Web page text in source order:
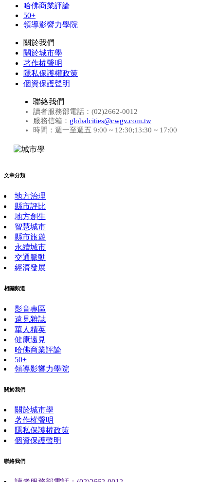
哈佛商業評論
50+
領導影響力學院
關於我們
關於城市學
著作權聲明
隱私保護權政策
個資保護聲明
聯絡我們
讀者服務部電話：(02)2662-0012
服務信箱： globalcities@cwgv.com.tw
時間：週一至週五 9:00 ~ 12:30;13:30 ~ 17:00
文章分類
地方治理
縣市評比
地方創生
智慧城市
縣市旅遊
永續城市
交通脈動
經濟發展
相關頻道
影音專區
遠見雜誌
華人精英
健康遠見
哈佛商業評論
50+
領導影響力學院
關於我們
關於城市學
著作權聲明
隱私保護權政策
個資保護聲明
聯絡我們